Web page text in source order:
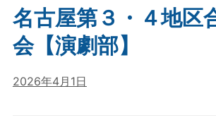
名古屋第３・４地区
会【演劇部】
2026年4月1日